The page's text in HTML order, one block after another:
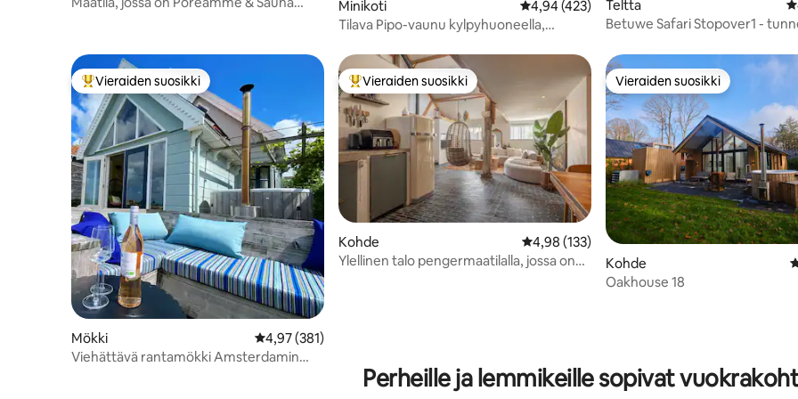
Minikoti Keskimääräinen arvio 4,94/5, 423 arvostelua
4,94 (423)
Tilava Pipo-vaunu kylpyhuoneella,
Teltta
Betuwe Safari Stopover1 -
Vieraiden suosikkien parhaimmistoa
Vieraiden suosikki
Mökki Keskimääräinen arvio 4,97/5, 381 arvostelua
4,97 (381)
Viehättävä rantamökki Amsterdamin
Vieraiden suosikkien parhaimmistoa
Vieraiden suosikki
Kohde Keskimääräinen arvio 4,98/5, 133 arvostelua
4,98 (133)
Ylellinen talo pengermaatilalla, jossa on
Vieraiden suosikki
Vieraiden suosikki
Kohde
Oakhouse 18
Perheille ja lemmikeille sopivat